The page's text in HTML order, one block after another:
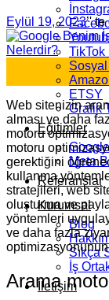
TikTok
ETSY
Grafik
Eğitimler
Meta
Referanslar
Kurumsal
Blog
Sıkça
İş
İletişim
Eylül 19, 2023’'
Web sitenizin
alması ve daha
motoru
motoru
gerektiğini
kullanma
stratejileri, web
oluşturma ve
yöntemleri
ve daha fazla
Arama